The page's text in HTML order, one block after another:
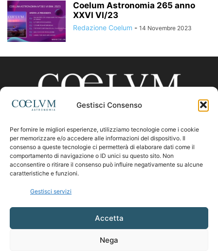
Gestisci Consenso
Per fornire le migliori esperienze, utilizziamo tecnologie come i cookie
per memorizzare e/o accedere alle informazioni del dispositivo. Il
consenso a queste tecnologie ci permetterà di elaborare dati come il
comportamento di navigazione o ID unici su questo sito. Non
acconsentire o ritirare il consenso può influire negativamente su alcune
caratteristiche e funzioni.
Gestisci servizi
Accetta
Nega
Coelum Astronomia 265 anno
XXVI VI/23
Redazione Coelum - 14 Novembre 2023
CHI SIAMO
Contattaci:coelumastro@coelum.com